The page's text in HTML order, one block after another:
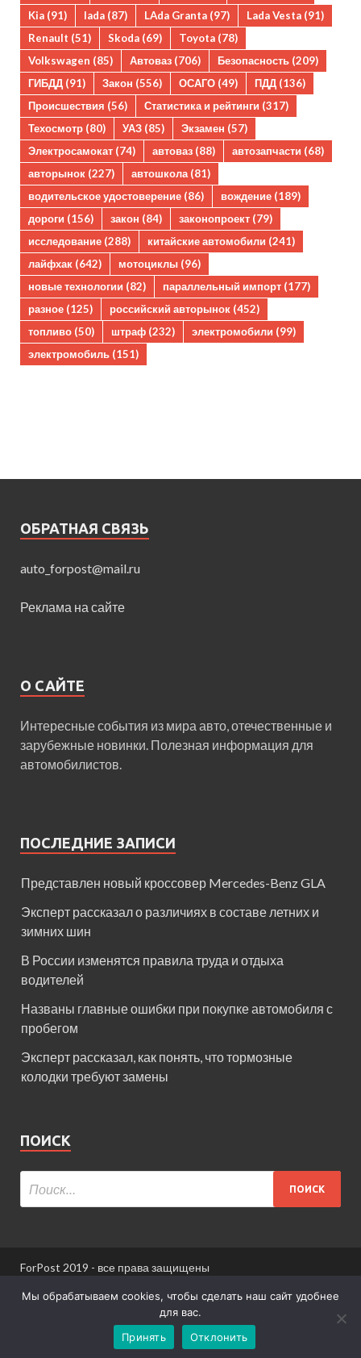
Kia (91) lada (87) LAda Granta (97) Lada Vesta (91)
Renault (51) Skoda (69) Toyota (78)
Volkswagen (85) Автоваз (706) Безопасность (209)
ГИБДД (91) Закон (556) ОСАГО (49) ПДД (136)
Происшествия (56) Статистика и рейтинги (317)
Техосмотр (80) УАЗ (85) Экзамен (57)
Электросамокат (74) автоваз (88) автозапчасти (68)
авторынок (227) автошкола(81)
водительское удостоверение (86) вождение (189)
дороги (156) закон (84) законопроект (79)
исследование (288) китайские автомобили (241)
лайфхак (642) мотоциклы (96)
новые технологии (82) параллельный импорт (177)
разное (125) российский авторынок (452)
топливо (50) штраф (232) электромобили (99)
электромобиль (151)
ОБРАТНАЯ СВЯЗЬ
auto_forpost@mail.ru
Реклама на сайте
О САЙТЕ
Интересные события из мира авто, отечественные и
зарубежные новинки. Полезная информация для
автомобилистов.
ПОСЛЕДНИЕ ЗАПИСИ
Представлен новый кроссовер Mercedes-Benz GLA
Эксперт рассказал о различиях в составе летних и
зимних шин
В России изменятся правила труда и отдыха
водителей
Названы главные ошибки при покупке автомобиля с
пробегом
Эксперт рассказал, как понять, что тормозные
колодки требуют замены
ПОИСК
ForPost 2019 - все права защищены
При использовании материалов сайта ссылка
Информация для пользователей сайта
Мы обрабатываем cookies, чтобы сделать наш сайт удобнее
для вас.
Принять
Отклонить